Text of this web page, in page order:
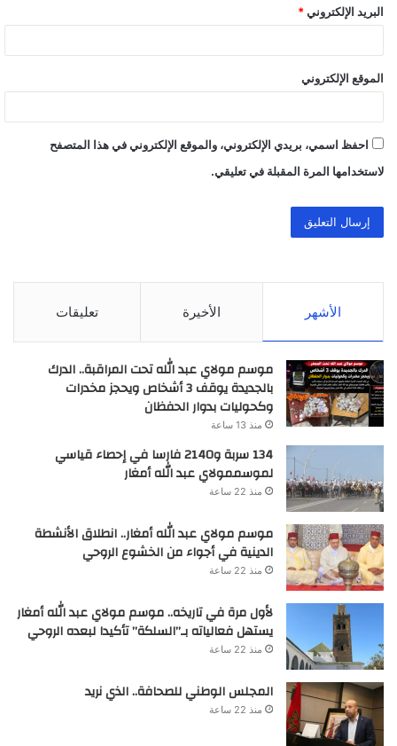
البريد الإلكتروني *
الموقع الإلكتروني
احفظ اسمي، بريدي الإلكتروني، والموقع الإلكتروني في هذا المتصفح
لاستخدامها المرة المقبلة في تعليقي.
الأشهر الأخيرة تعليقات
موسم مولاي عبد الله تحت المراقبة.. الدرك
بالجديدة يوقف 3 أشخاص ويحجز مخدرات
وكحوليات بدوار الحفظان
منذ 13 ساعة
134 سربة و2140 فارسا في إحصاء قياسي
لموسممولاي عبد الله أمغار
منذ 22 ساعة
موسم مولاي عبد الله أمغار.. انطلاق الأنشطة
الدينية في أجواء من الخشوع الروحي
منذ 22 ساعة
لأول مرة في تاريخه.. موسم مولاي عبد الله أمغار
يستهل فعالياته بـ”السلكة” تأكيدا لبعده الروحي
منذ 22 ساعة
المجلس الوطني للصحافة.. الذي نريد
منذ 22 ساعة